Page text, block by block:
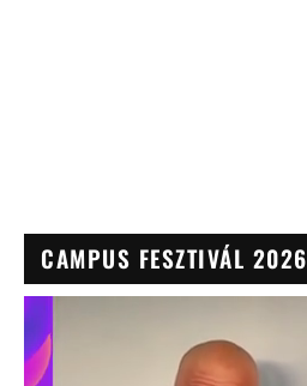
CAMPUS FESZTIVÁL 2026